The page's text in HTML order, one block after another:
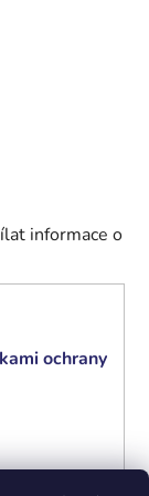
informace o
ochrany